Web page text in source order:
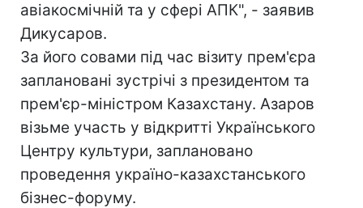
авіакосмічній та у сфері АПК", - заявив
Дикусаров.
За його совами під час візиту прем'єра
заплановані зустрічі з президентом та
прем'єр-міністром Казахстану. Азаров
візьме участь у відкритті Українського
Центру культури, заплановано
проведення україно-казахстанського
бізнес-форуму.